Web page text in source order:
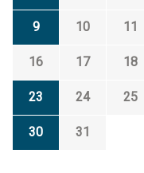
9 10 11
16 17 18
23 24 25
30
31